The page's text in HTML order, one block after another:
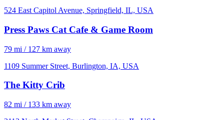
524 East Capitol Avenue, Springfield, IL, USA
Press Paws Cat Cafe & Game Room
79 mi / 127 km away
1109 Summer Street, Burlington, IA, USA
The Kitty Crib
82 mi / 133 km away